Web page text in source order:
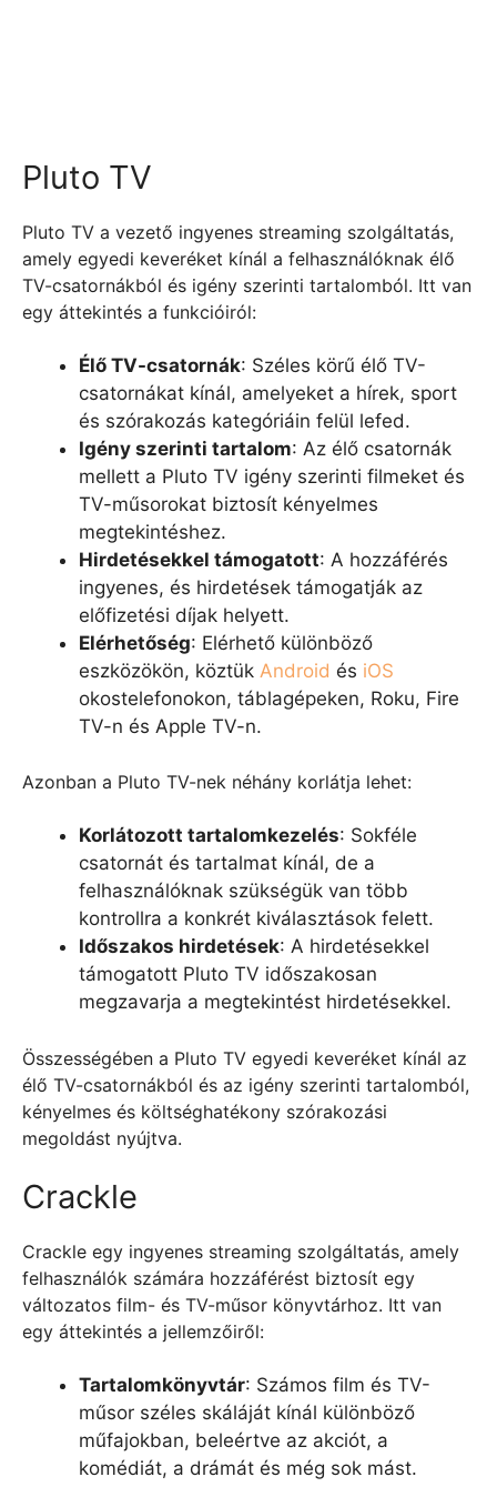
Pluto TV
Pluto TV a vezető ingyenes streaming szolgáltatás,
amely egyedi keveréket kínál a felhasználóknak élő
TV-csatornákból és igény szerinti tartalomból. Itt van
egy áttekintés a funkcióiról:
Élő TV-csatornák: Széles körű élő TV-
csatornákat kínál, amelyeket a hírek, sport
és szórakozás kategóriáin felül lefed.
Igény szerinti tartalom: Az élő csatornák
mellett a Pluto TV igény szerinti filmeket és
TV-műsorokat biztosít kényelmes
megtekintéshez.
Hirdetésekkel támogatott: A hozzáférés
ingyenes, és hirdetések támogatják az
előfizetési díjak helyett.
Elérhetőség: Elérhető különböző
eszközökön, köztük Android és iOS
okostelefonokon, táblagépeken, Roku, Fire
TV-n és Apple TV-n.
Azonban a Pluto TV-nek néhány korlátja lehet:
Korlátozott tartalomkezelés: Sokféle
csatornát és tartalmat kínál, de a
felhasználóknak szükségük van több
kontrollra a konkrét kiválasztások felett.
Időszakos hirdetések: A hirdetésekkel
támogatott Pluto TV időszakosan
megzavarja a megtekintést hirdetésekkel.
Összességében a Pluto TV egyedi keveréket kínál az
élő TV-csatornákból és az igény szerinti tartalomból,
kényelmes és költséghatékony szórakozási
megoldást nyújtva.
Crackle
Crackle egy ingyenes streaming szolgáltatás, amely
felhasználók számára hozzáférést biztosít egy
változatos film- és TV-műsor könyvtárhoz. Itt van
egy áttekintés a jellemzőiről:
Tartalomkönyvtár: Számos film és TV-
műsor széles skáláját kínál különböző
műfajokban, beleértve az akciót, a
komédiát, a drámát és még sok mást.